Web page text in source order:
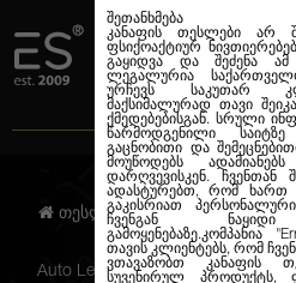
შეთანხმება
კანაფის თესლები არ
ფსიქოაქტიურ
გაყიდვა და შეძენა
ლეგალურია
ურჩევს საკუთარ
მაქსიმალურად თავი
ქმედებებისგან. სრული
წარმოდგენილი
გაცნობითი და
მოუწოდებს
დარღვევისკენ. ჩვენთან
ადასტურებთ, რომ ხართ
გაკისრიათ პერსონალური
ჩვენგან ნაყიდი
გამოყენებაზე.კომპანია
თავის კლიენტებს, რომ
ვთავაზობთ კანაფის
სუვენირულ პროდუქტს,
თესლების კანაფი
Auto Lennon Feminised